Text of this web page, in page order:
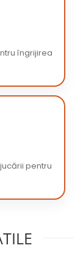
îngrijirea
pentru